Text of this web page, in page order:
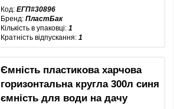
Код: ЕГП#30896
Бренд: ПластБак
Кількість в упаковці: 1
Кратність відпускання: 1
Ємність пластикова харчова
горизонтальна кругла 300л синя
ємність для води на дачу